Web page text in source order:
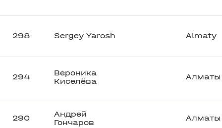
298 Sergey Yarosh Almaty
294
Вероника
Киселёва
Алматы
290
Андрей
Гончаров
Алматы